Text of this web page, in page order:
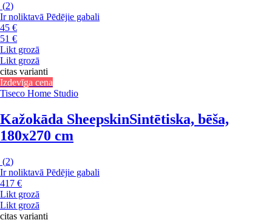
(2)
Ir noliktavā Pēdējie gabali
45 €
51 €
Likt grozā
Likt grozā
citas varianti
Izdevīga cena
Tiseco Home Studio
Kažokāda SheepskinSintētiska, bēša,
180x270 cm
(2)
Ir noliktavā Pēdējie gabali
417 €
Likt grozā
Likt grozā
citas varianti